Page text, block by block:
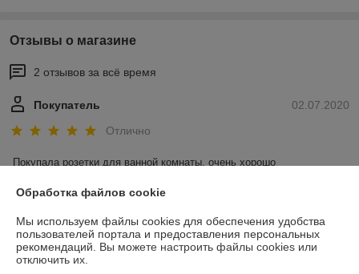
Отзывы о магазине
2 отзывов за всё время
02.07.2020
Покупатель
Отлично
Покупала розетки для ванной комнаты, очень хорошо
02.07.2020
Покупатель
Отлично
Обработка файлов cookie
Мы используем файлы cookies для обеспечения удобства
пользователей портала и предоставления персональных
рекомендаций. Вы можете настроить файлы cookies или
отключить их.